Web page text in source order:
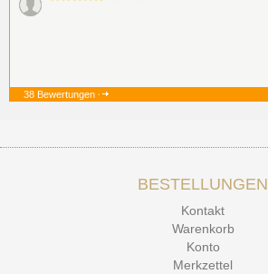
▼
38 Bewertungen
BESTELLUNGEN
Kontakt
Warenkorb
Konto
Merkzettel